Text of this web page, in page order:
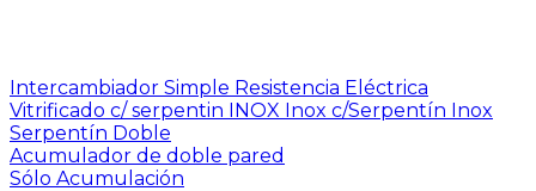
Intercambiador Simple Resistencia Eléctrica
Vitrificado c/ serpentin INOX Inox c/Serpentín Inox
Serpentín Doble
Acumulador de doble pared
Sólo Acumulación